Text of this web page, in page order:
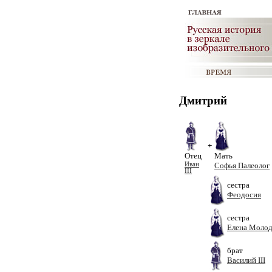
Дмитрий
Отец
Иван
III
+
Мать
Софья Палеолог
сестра
Феодосия
сестра
Елена
брат
Василий III